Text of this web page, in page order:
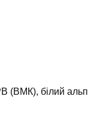
(ВМК), білий